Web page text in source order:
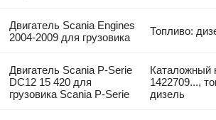
Двигатель Scania Engines
2004-2009 для грузовика
Топливо:
Двигатель Scania P-Serie
DC12 15 420 для
грузовика Scania P-Serie
Каталожный
1422709...,
дизель